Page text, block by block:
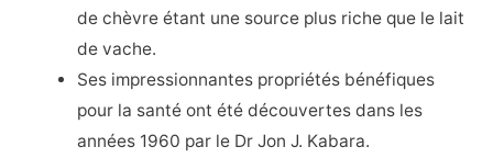
de chèvre étant une source plus riche que le lait
de vache.
Ses impressionnantes propriétés bénéfiques
pour la santé ont été découvertes dans les
années 1960 par le Dr Jon J. Kabara.